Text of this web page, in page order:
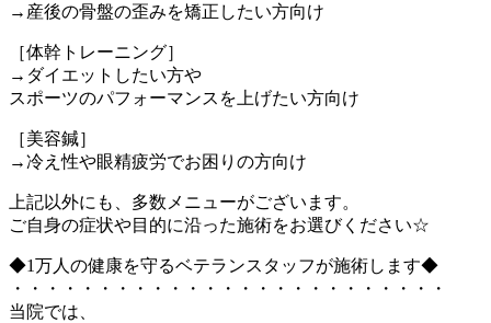
→産後の骨盤の歪みを矯正したい方向け
［体幹トレーニング］
→ダイエットしたい方や
スポーツのパフォーマンスを上げたい方向け
［美容鍼］
→冷え性や眼精疲労でお困りの方向け
上記以外にも、多数メニューがございます。
ご自身の症状や目的に沿った施術をお選びください☆
◆1万人の健康を守るベテランスタッフが施術します◆
・・・・・・・・・・・・・・・・・・・・・・・・・
当院では、